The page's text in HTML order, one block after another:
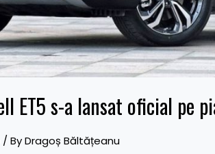
ET5 s-a lansat oficial pe
/ ByDragoș Băltățeanu